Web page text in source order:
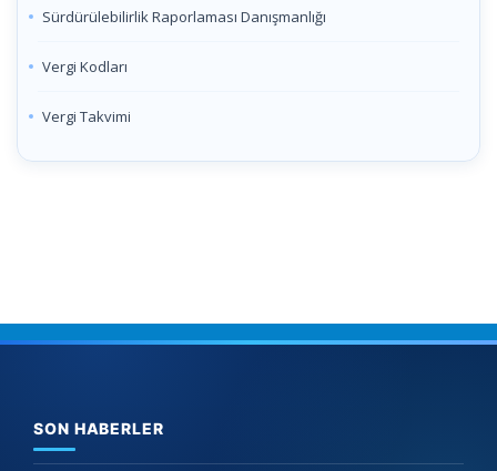
Sürdürülebilirlik Raporlaması Danışmanlığı
Vergi Kodları
Vergi Takvimi
SON HABERLER